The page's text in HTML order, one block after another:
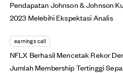
Pendapatan Johnson & Johnson
2023 Melebihi Ekspektasi Analis
earnings call
NFLX Berhasil Mencetak Rekor
Jumlah Membership Tertinggi